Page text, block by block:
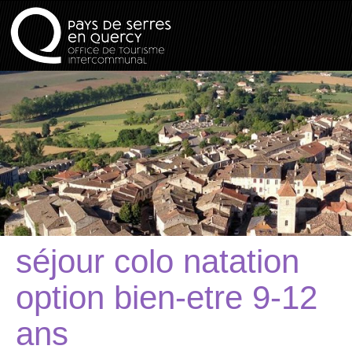
séjour colo natation
option bien-etre 9-12
ans